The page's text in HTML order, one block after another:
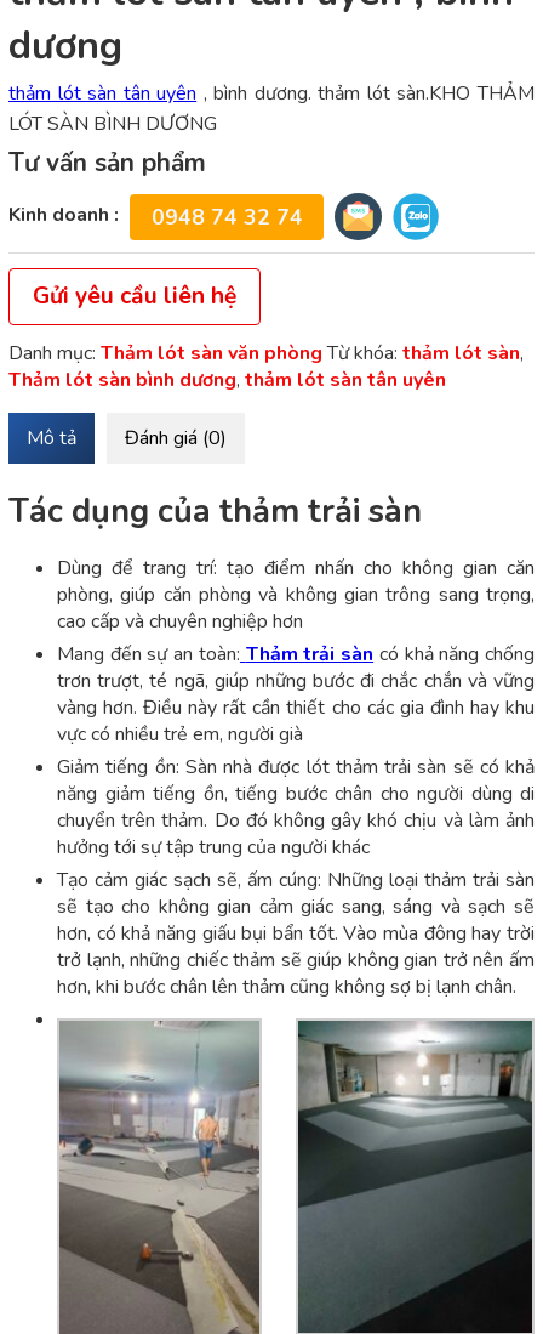
dương
thảm lót sàn tân uyên , bình dương. thảm lót sàn.KHO THẢM
LÓT SÀN BÌNH DƯƠNG
Tư vấn sản phẩm
Kinh doanh : 0948 74 32 74
Gửi yêu cầu liên hệ
Danh mục: Thảm lót sàn văn phòng Từ khóa: thảm lót sàn,
Thảm lót sàn bình dương, thảm lót sàn tân uyên
Mô tả Đánh giá (0)
Tác dụng của thảm trải sàn
Dùng để trang trí: tạo điểm nhấn cho không gian căn
phòng, giúp căn phòng và không gian trông sang trọng,
cao cấp và chuyên nghiệp hơn
Mang đến sự an toàn: Thảm trải sàn có khả năng chống
trơn trượt, té ngã, giúp những bước đi chắc chắn và vững
vàng hơn. Điều này rất cần thiết cho các gia đình hay khu
vực có nhiều trẻ em, người già
Giảm tiếng ồn: Sàn nhà được lót thảm trải sàn sẽ có khả
năng giảm tiếng ồn, tiếng bước chân cho người dùng di
chuyển trên thảm. Do đó không gây khó chịu và làm ảnh
hưởng tới sự tập trung của người khác
Tạo cảm giác sạch sẽ, ấm cúng: Những loại thảm trải sàn
sẽ tạo cho không gian cảm giác sang, sáng và sạch sẽ
hơn, có khả năng giấu bụi bẩn tốt. Vào mùa đông hay trời
trở lạnh, những chiếc thảm sẽ giúp không gian trở nên ấm
hơn, khi bước chân lên thảm cũng không sợ bị lạnh chân.